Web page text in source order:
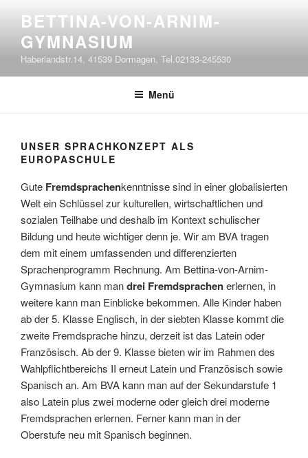
springen
BETTINA-VON-ARNIM-
GYMNASIUM
Haberlandstr.14, 41539 Dormagen, Tel.02133-245530
Menü
UNSER SPRACHKONZEPT ALS
EUROPASCHULE
Gute Fremdsprachenkenntnisse sind in einer globalisierten
Welt ein Schlüssel zur kulturellen, wirtschaftlichen und
sozialen Teilhabe und deshalb im Kontext schulischer
Bildung und heute wichtiger denn je. Wir am BVA tragen
dem mit einem umfassenden und differenzierten
Sprachenprogramm Rechnung. Am Bettina-von-Arnim-
Gymnasium kann mandrei Fremdsprachenerlernen, in
weitere kann man Einblicke bekommen. Alle Kinder haben
ab der 5. Klasse Englisch, in der siebten Klasse kommt die
zweite Fremdsprache hinzu, derzeit ist das Latein oder
Französisch. Ab der 9. Klasse bieten wir im Rahmen des
Wahlpflichtbe­reichs II erneut Latein und Französisch sowie
Spanisch an. Am BVA kann man auf der Sekundarstufe 1
also Latein plus zwei moderne oder gleich drei moderne
Fremdsprachen erlernen. Ferner kann man in der
Oberstufe neu mit Spanisch beginnen.